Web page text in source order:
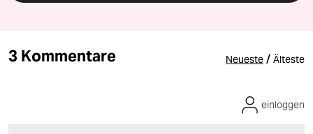
3 Kommentare Neueste / Älteste
einloggen